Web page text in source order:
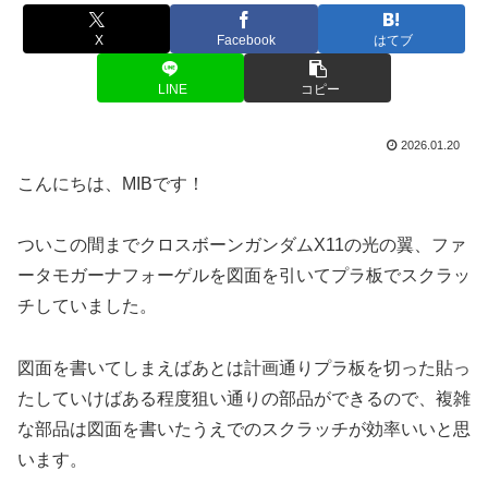
X Facebook はてブ
LINE コピー
2026.01.20
こんにちは、MIBです！
ついこの間までクロスボーンガンダムX11の光の翼、ファ
ータモガーナフォーゲルを図面を引いてプラ板でスクラッ
チしていました。
図面を書いてしまえばあとは計画通りプラ板を切った貼っ
たしていけばある程度狙い通りの部品ができるので、複雑
な部品は図面を書いたうえでのスクラッチが効率いいと思
います。